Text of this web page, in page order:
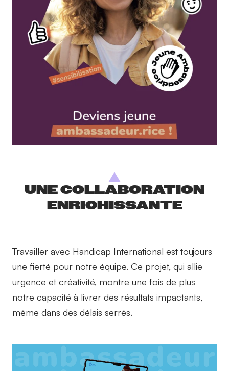
UNE COLLABORATION
ENRICHISSANTE
Travailler avec Handicap International est toujours
une fierté pour notre équipe. Ce projet, qui allie
urgence et créativité, montre une fois de plus
notre capacité à livrer des résultats impactants,
même dans des délais serrés.